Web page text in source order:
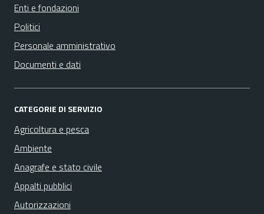
Enti e fondazioni
Politici
Personale amministrativo
Documenti e dati
CATEGORIE DI SERVIZIO
Agricoltura e pesca
Ambiente
Anagrafe e stato civile
Appalti pubblici
Autorizzazioni